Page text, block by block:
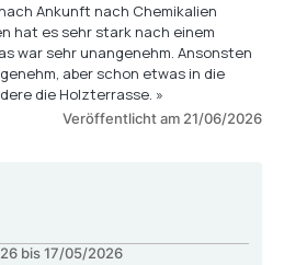
Ankunft nach Chemikalien
hat es sehr stark nach einem
war sehr unangenehm. Ansonsten
aber schon etwas in die
die Holzterrasse. »
Veröffentlicht am 21/06/2026
bis 17/05/2026